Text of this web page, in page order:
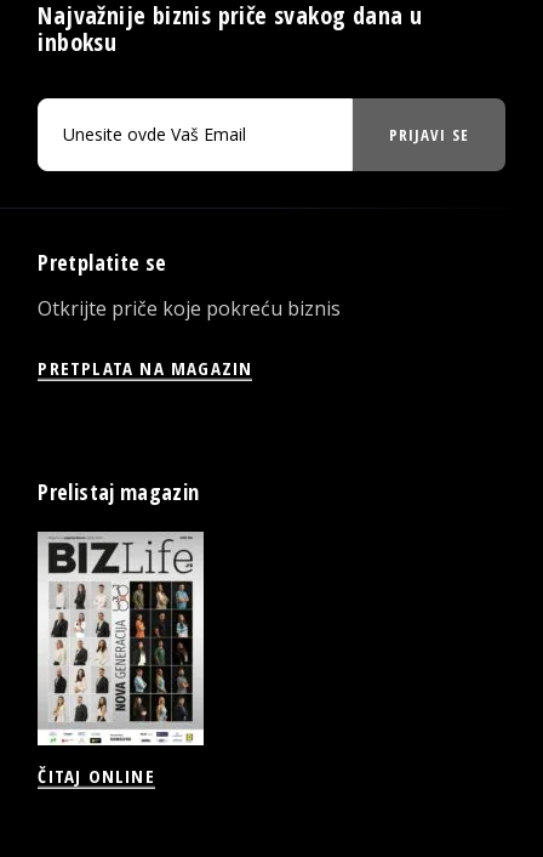
Najvažnije biznis priče svakog dana u
inboksu
PRIJAVI SE
Pretplatite se
Otkrijte priče koje pokreću biznis
PRETPLATA NA MAGAZIN
Prelistaj magazin
ČITAJ ONLINE